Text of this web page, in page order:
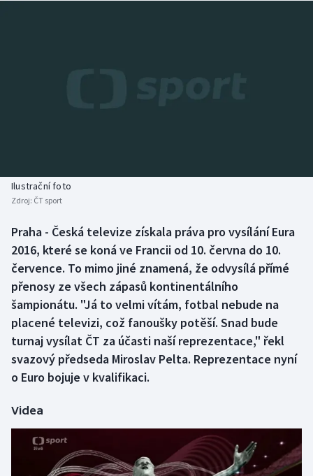
Biatlon
Box
Curling
Dostihy
Florbal
Futsal
Golf
Gymnastika
Aplikace ČT sport
Ilustrační foto
Zdroj: ČT sport
Praha - Česká televize získala práva pro vysílání Eura
2016, které se koná ve Francii od 10. června do 10.
července. To mimo jiné znamená, že odvysílá přímé
přenosy ze všech zápasů kontinentálního
šampionátu. "Já to velmi vítám, fotbal nebude na
placené televizi, což fanoušky potěší. Snad bude
turnaj vysílat ČT za účasti naší reprezentace," řekl
svazový předseda Miroslav Pelta. Reprezentace nyní
o Euro bojuje v kvalifikaci.
Videa